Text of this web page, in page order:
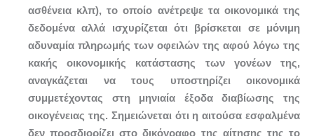
ασθένεια κλπ), το οποίο ανέτρεψε τα οικονομικά της
δεδομένα αλλά ισχυρίζεται ότι βρίσκεται σε μόνιμη
αδυναμία πληρωμής των οφειλών της αφού λόγω της
κακής οικονομικής κατάστασης των γονέων της,
αναγκάζεται να τους υποστηρίζει οικονομικά
συμμετέχοντας στη μηνιαία έξοδα διαβίωσης της
οικογένειας της. Σημειώνεται ότι η αιτούσα εσφαλμένα
δεν προσδιορίζει στο δικόγραφο της αίτησης της το